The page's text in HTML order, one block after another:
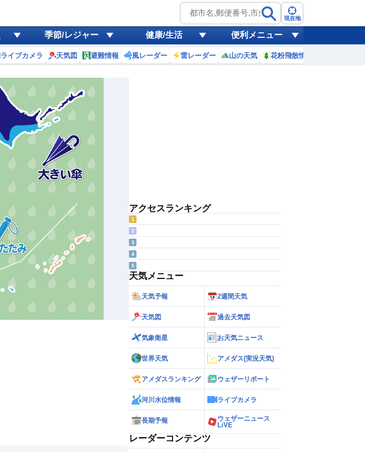
現在地
季節/レジャー 健康/生活 便利メニュー
ライブカメラ 天気図 避難情報 風レーダー 雷レーダー 山の天気 花粉飛散情報
アクセスランキング
1
2
3
4
5
天気メニュー
天気予報 2週間天気
天気図 過去天気図
気象衛星 お天気ニュース
世界天気 アメダス(実況天気)
アメダスランキング ウェザーリポート
河川水位情報 ライブカメラ
長期予報
ウェザーニュース
LiVE
レーダーコンテンツ